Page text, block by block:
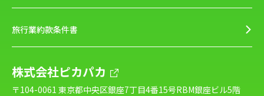
旅行業約款条件書
株式会社ピカパカ
〒104-0061 東京都中央区銀座7丁目4番15号RBM銀座ビル5階